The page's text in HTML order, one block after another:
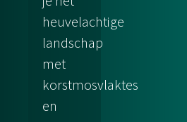
heuvelachtige
landschap
met
korstmosvlaktes
en